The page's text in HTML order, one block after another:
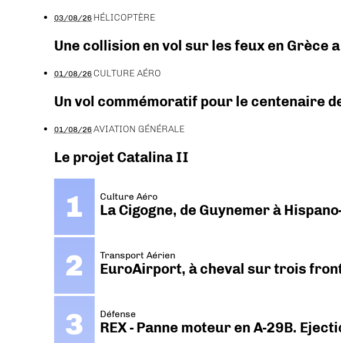
03/08/26 HÉLICOPTÈRE
Une collision en vol sur les feux en Grèce
01/08/26 CULTURE AÉRO
Un vol commémoratif pour le centenaire
01/08/26AVIATION GÉNÉRALE
Le projet Catalina II
Culture Aéro
La Cigogne, de Guynemer à
Transport Aérien
EuroAirport, à cheval sur trois
Défense
REX - Panne moteur en A-29B.